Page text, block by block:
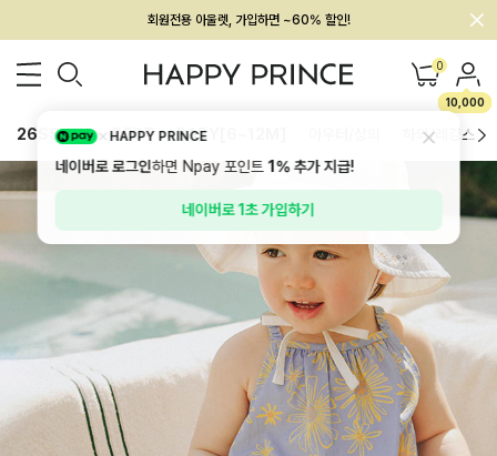
회원전용 아울렛, 가입하면 ~60% 할인!
멤버십 최대 28,000원 혜택 0
10,000
26SS 신상 BEST BABY[6~12M] 하의/레깅스
HAPPY PRINCE
네이버로 로그인하면 Npay 포인트1%추가 지급!
네이버로 1초 가입하기